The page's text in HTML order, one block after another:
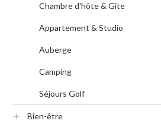
Chambre d'hôte & Gîte
Appartement & Studio
Auberge
Camping
Séjours Golf
Bien-être